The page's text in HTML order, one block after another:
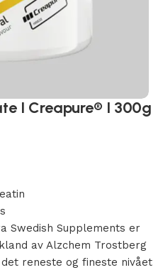
I Creapure® I 300g
Swedish Supplements er
av Alzchem Trostberg
reneste og fineste nivået